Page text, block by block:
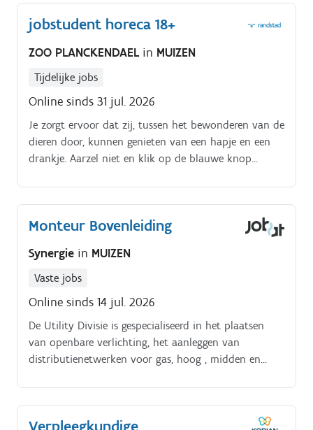
vrachtwagen op de overslagplaats;- Correct invullen
van boorddocumenten
jobstudent horeca 18+
ZOO PLANCKENDAEL in MUIZEN
Tijdelijke jobs
Online sinds 31 jul. 2026
Je zorgt ervoor dat zij, tussen het bewonderen van de
dieren door, kunnen genieten van een hapje en een
drankje. Aarzel niet en klik op de blauwe knop
Monteur Bovenleiding
Synergie in MUIZEN
Vaste jobs
Online sinds 14 jul. 2026
De Utility Divisie is gespecialiseerd in het plaatsen
van openbare verlichting, het aanleggen van
distributienetwerken voor gas, hoog , midden en